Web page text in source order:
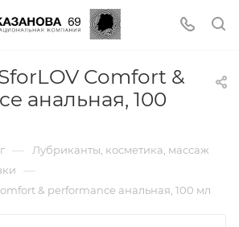
Comfort &
анальная, 100
— Лубриканты, косметика, массаж
—
& performance анальная, 100 мл